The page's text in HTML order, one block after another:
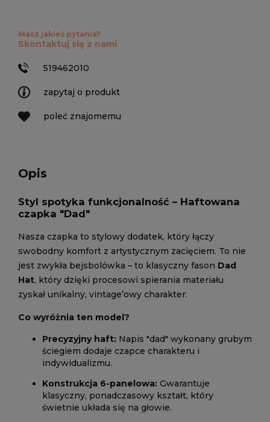
zapytaj o produkt
poleć znajomemu
Masz jakieś pytania?
Skontaktuj się z nami
519462010
Opis
Styl spotyka funkcjonalność – Haftowana
czapka "Dad"
Nasza czapka to stylowy dodatek, który łączy
swobodny komfort z artystycznym zacięciem. To nie
jest zwykła bejsbolówka – to klasyczny fason Dad
Hat, który dzięki procesowi spierania materiału
zyskał unikalny, vintage’owy charakter.
Co wyróżnia ten model?
Precyzyjny haft: Napis "dad" wykonany grubym
ściegiem dodaje czapce charakteru i
indywidualizmu.
Konstrukcja 6-panelowa: Gwarantuje
klasyczny, ponadczasowy kształt, który
świetnie układa się na głowie.